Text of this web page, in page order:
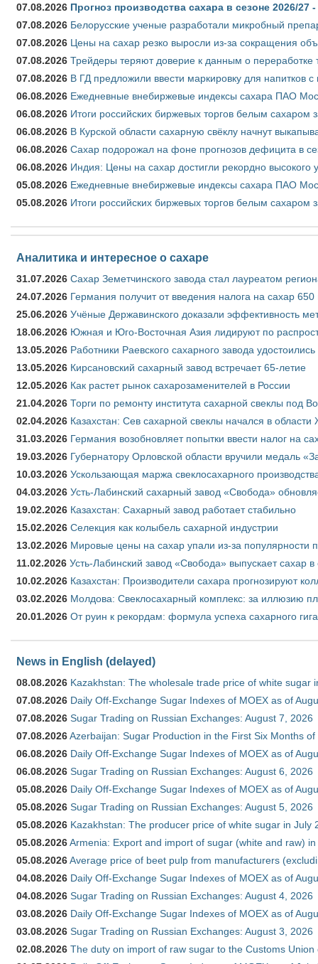
07.08.2026 Прогноз производства сахара в сезоне 2026/
07.08.2026 Белорусские ученые разработали микробный
07.08.2026 Цены на сахар резко выросли из-за сокращения
07.08.2026 Трейдеры теряют доверие к данным о переработке
07.08.2026 В ГД предложили ввести маркировку для напитков
06.08.2026 Ежедневные внебиржевые индексы сахара ПАО
06.08.2026 Итоги российских биржевых торгов белым сахаром
06.08.2026 В Курской области сахарную свёклу начнут
06.08.2026 Сахар подорожал на фоне прогнозов дефицита в
06.08.2026 Индия: Цены на сахар достигли рекордно высокого
05.08.2026 Ежедневные внебиржевые индексы сахара ПАО
05.08.2026 Итоги российских биржевых торгов белым сахаром
Аналитика и интересное о сахаре
31.07.2026 Сахар Земетчинского завода стал лауреатом
24.07.2026 Германия получит от введения налога на сахар
25.06.2026 Учёные Державинского доказали эффективность
18.06.2026 Южная и Юго-Восточная Азия лидируют по
13.05.2026 Работники Раевского сахарного завода удостоились
13.05.2026 Кирсановский сахарный завод встречает 65-летие
12.05.2026 Как растет рынок сахарозаменителей в России
21.04.2026 Торги по ремонту института сахарной свеклы под
02.04.2026 Казахстан: Сев сахарной свеклы начался в области
31.03.2026 Германия возобновляет попытки ввести налог на
19.03.2026 Губернатору Орловской области вручили медаль
10.03.2026 Ускользающая маржа свеклосахарного
04.03.2026 Усть-Лабинский сахарный завод «Свобода»
19.02.2026 Казахстан: Сахарный завод работает стабильно
15.02.2026 Селекция как колыбель сахарной индустрии
13.02.2026 Мировые цены на сахар упали из-за популярности
11.02.2026 Усть-Лабинский завод «Свобода» выпускает сахар в
10.02.2026 Казахстан: Производители сахара прогнозируют
03.02.2026 Молдова: Свеклосахарный комплекс: за иллюзию
20.01.2026 От руин к рекордам: формула успеха сахарного
News in English (delayed)
08.08.2026 Kazakhstan: The wholesale trade price of white sugar
07.08.2026 Daily Off-Exchange Sugar Indexes of MOEX as of
07.08.2026 Sugar Trading on Russian Exchanges: August 7, 2026
07.08.2026Azerbaijan: Sugar Production in the First Six Months of
06.08.2026 Daily Off-Exchange Sugar Indexes of MOEX as of
06.08.2026 Sugar Trading on Russian Exchanges: August 6, 2026
05.08.2026 Daily Off-Exchange Sugar Indexes of MOEX as of
05.08.2026 Sugar Trading on Russian Exchanges: August 5, 2026
05.08.2026 Kazakhstan: The producer price of white sugar in July
05.08.2026Armenia: Export and import of sugar (white and raw)
05.08.2026Average price of beet pulp from manufacturers
04.08.2026 Daily Off-Exchange Sugar Indexes of MOEX as of
04.08.2026 Sugar Trading on Russian Exchanges: August 4, 2026
03.08.2026 Daily Off-Exchange Sugar Indexes of MOEX as of
03.08.2026 Sugar Trading on Russian Exchanges: August 3, 2026
02.08.2026 The duty on import of raw sugar to the Customs